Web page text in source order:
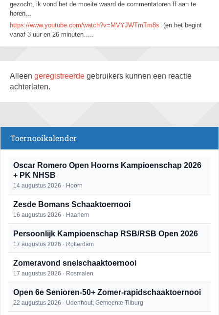
gezocht, ik vond het de moeite waard de commentatoren ff aan te
horen…
https://www.youtube.com/watch?v=MVYJWTmTm8s (en het begint
vanaf 3 uur en 26 minuten…..
Alleen geregistreerde gebruikers kunnen een reactie
achterlaten.
Toernooikalender
Oscar Romero Open Hoorns Kampioenschap 2026
+ PK NHSB
14 augustus 2026 · Hoorn
Zesde Bomans Schaaktoernooi
16 augustus 2026 · Haarlem
Persoonlijk Kampioenschap RSB/RSB Open 2026
17 augustus 2026 · Rotterdam
Zomeravond snelschaaktoernooi
17 augustus 2026 · Rosmalen
Open 6e Senioren-50+ Zomer-rapidschaaktoernooi
22 augustus 2026 · Udenhout, Gemeente Tilburg